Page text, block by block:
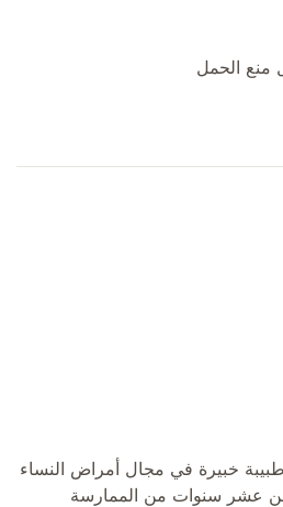
منع الحمل
خبيرة في مجال أمراض النساء
من عشر سنوات من الممارسة